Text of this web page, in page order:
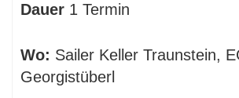
Dauer 1 Termin
Wo: Sailer Keller Traunstein,
Georgistüberl